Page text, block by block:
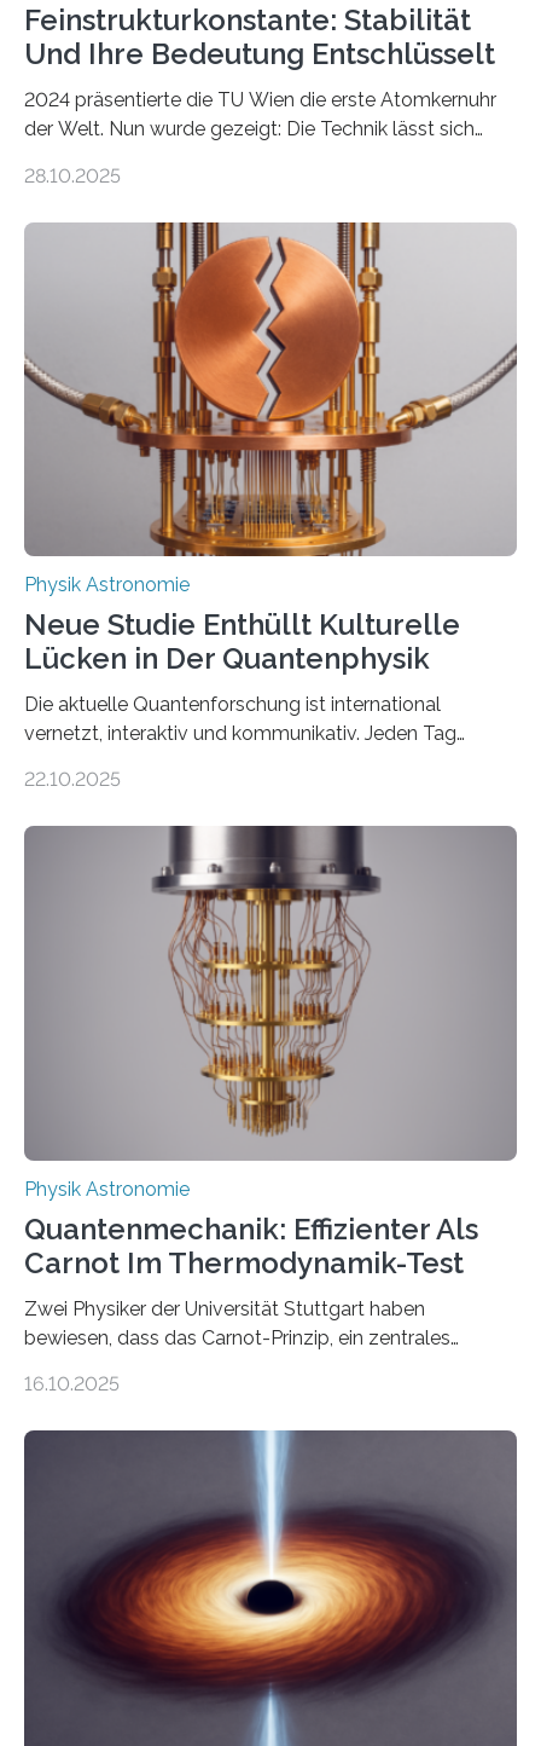
Feinstrukturkonstante: Stabilität
Und Ihre Bedeutung Entschlüsselt
2024 präsentierte die TU Wien die erste Atomkernuhr
der Welt. Nun wurde gezeigt: Die Technik lässt sich
fundamentalen Physik nachzugehen. Thorium-
Messungen verwenden. Das hatte man jahrzehntelang
vermutet, weltweit war nach den passenden
Atomkern-Zuständen gesucht worden, 2024 gelang
einem Team der TU Wien mit Unterstützung
internationaler Partner der entscheidende Durchbruch:
Der lange diskutierte Thorium-Kernübergang wurde
gefunden. Kurz darauf konnte man zeigen, dass sich
Thorium tatsächlich nutzen lässt, um hochpräzise…
28.10.2025
Physik Astronomie
Neue Studie Enthüllt Kulturelle
Lücken in Der Quantenphysik
Die aktuelle Quantenforschung ist international
vernetzt, interaktiv und kommunikativ. Jeden Tag
oft von Autor*innen, die eng zusammenarbeiten. Neue
werden schnell weiterentwickelt. Dies ist der Alltag in
der Forschung der Quantentheorie, die dieses Jahr 100
Jahre alt geworden ist, weshalb die UNESCO 2025 zum
Internationalen Jahr der Quantenwissenschaft und -
technologie ausgerufen hat. Doch nun hat eine
internationale Forschungsgruppe um den
22.10.2025
Physik Astronomie
Quantenmechanik: Effizienter Als
Carnot Im Thermodynamik-Test
Zwei Physiker der Universität Stuttgart haben
bewiesen, dass das Carnot-Prinzip, ein zentrales
Größenordnung von Atomen gilt, deren physikalische
Quantenmotoren voranbringen. Das
Wissenschaftsjournal Science Advances veröffentlichte
die Herleitung. (DOI: 10.1126/sciadv.adw8462)
Verbrennungsmotoren oder Dampfturbinen sind
Wärmekraftmaschinen: Sie wandeln thermische
Energie in mechanische Bewegung um – oder anders
ausgedrückt, Wärme in Bewegung. In
quantenmechanischen Experimenten ist es in den…
16.10.2025